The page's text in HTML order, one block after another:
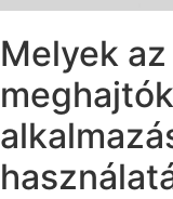
Melyek